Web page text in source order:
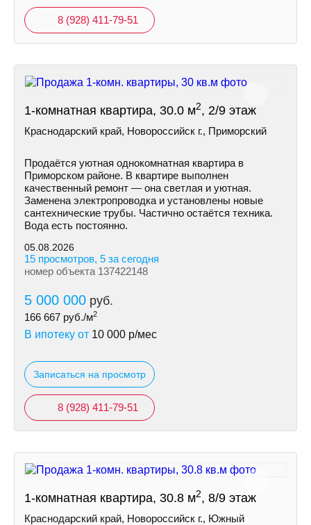
8 (928) 411-79-51
1-комнатная квартира, 30.0 м2, 2/9 этаж
Краснодарский край, Новороссийск г., Приморский
Продаётся уютная однокомнатная квартира в
Приморском районе. В квартире выполнен
качественный ремонт — она светлая и уютная.
Заменена электропроводка и установлены новые
сантехнические трубы. Частично остаётся техника.
Вода есть постоянно.
05.08.2026
15 просмотров, 5 за сегодня
номер объекта 137422148
5 000 000 руб.
166 667 руб./м2
В ипотеку от 10 000 р/мес
Записаться на просмотр
8 (928) 411-79-51
1-комнатная квартира, 30.8 м2, 8/9 этаж
Краснодарский край, Новороссийск г., Южный